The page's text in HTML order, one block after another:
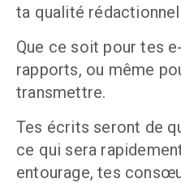
ta qualité
Que ce soit pour tes
rapports, ou même
transmettre.
Tes écrits seront de
ce qui sera
entourage, tes